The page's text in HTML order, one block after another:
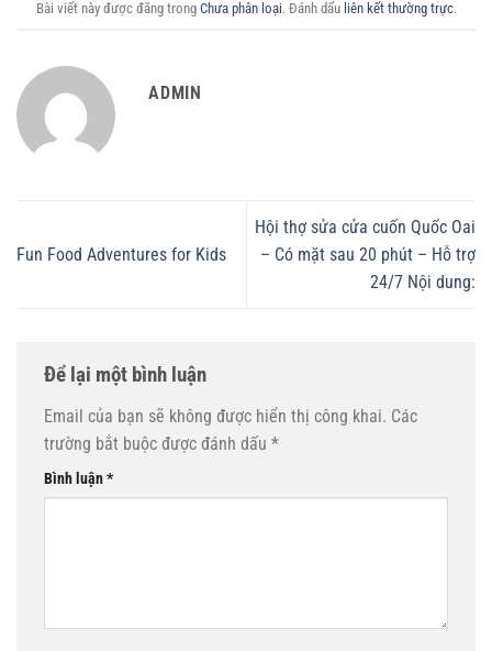
Bài viết này được đăng trong Chưa phân loại. Đánh dấu liên kết thường trực.
ADMIN
Fun Food Adventures for Kids
Hội thợ sửa cửa cuốn Quốc Oai
– Có mặt sau 20 phút – Hỗ trợ
24/7 Nội dung:
Để lại một bình luận
Email của bạn sẽ không được hiển thị công khai. Các
trường bắt buộc được đánh dấu *
Bình luận*